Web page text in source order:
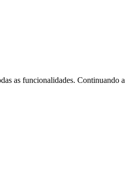
as funcionalidades. Continuando a